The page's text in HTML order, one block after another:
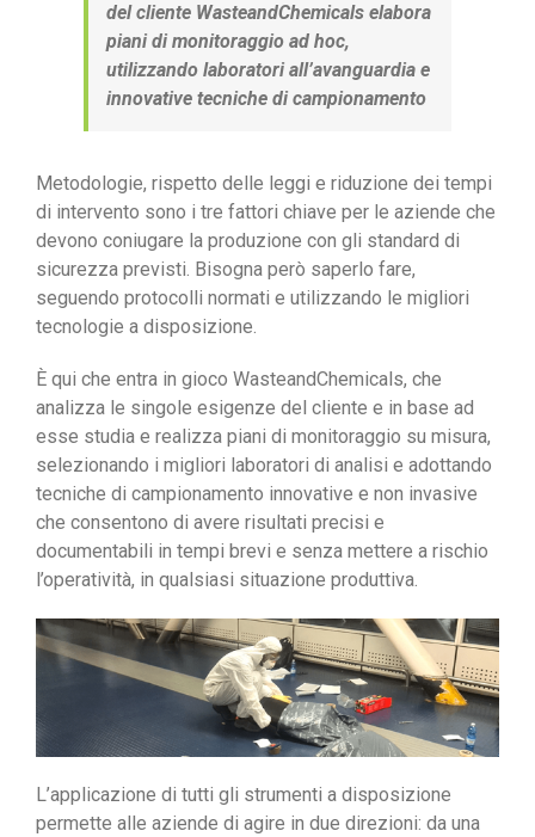
del cliente WasteandChemicals elabora
piani di monitoraggio ad hoc,
utilizzando laboratori all’avanguardia e
innovative tecniche di campionamento
Metodologie, rispetto delle leggi e riduzione dei tempi
di intervento sono i tre fattori chiave per le aziende che
devono coniugare la produzione con gli standard di
sicurezza previsti. Bisogna però saperlo fare,
seguendo protocolli normati e utilizzando le migliori
tecnologie a disposizione.
È qui che entra in gioco WasteandChemicals, che
analizza le singole esigenze del cliente e in base ad
esse studia e realizza piani di monitoraggio su misura,
selezionando i migliori laboratori di analisi e adottando
tecniche di campionamento innovative e non invasive
che consentono di avere risultati precisi e
documentabili in tempi brevi e senza mettere a rischio
l’operatività, in qualsiasi situazione produttiva.
L’applicazione di tutti gli strumenti a disposizione
permette alle aziende di agire in due direzioni: da una